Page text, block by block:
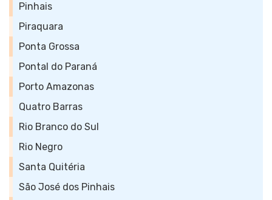
Pinhais
Piraquara
Ponta Grossa
Pontal do Paraná
Porto Amazonas
Quatro Barras
Rio Branco do Sul
Rio Negro
Santa Quitéria
São José dos Pinhais